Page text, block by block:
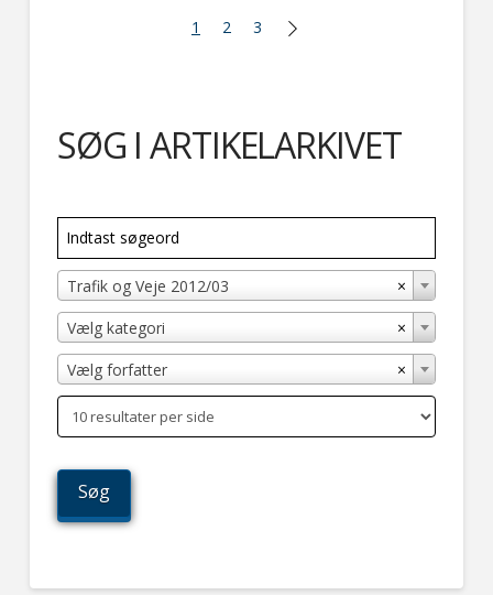
1 2 3
SØG I ARTIKELARKIVET
×
Trafik og Veje 2012/03
×
Vælg kategori
×
Vælg forfatter